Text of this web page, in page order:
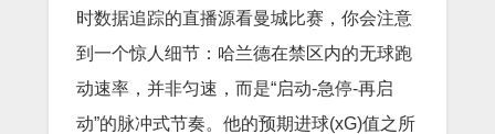
时数据追踪的直播源看曼城比赛，你会注意
到一个惊人细节：哈兰德在禁区内的无球跑
动速率，并非匀速，而是“启动-急停-再启
动”的脉冲式节奏。他的预期进球(xG)值之所